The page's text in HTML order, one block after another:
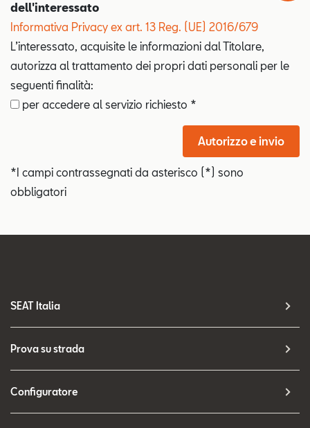
dell'interessato
Informativa Privacy ex art. 13 Reg. (UE) 2016/679
L’interessato, acquisite le informazioni dal Titolare,
autorizza al trattamento dei propri dati personali per le
seguenti finalità:
per accedere al servizio richiesto *
Autorizzo e invio
*I campi contrassegnati da asterisco (*) sono
obbligatori
SEAT Italia
Prova su strada
Configuratore